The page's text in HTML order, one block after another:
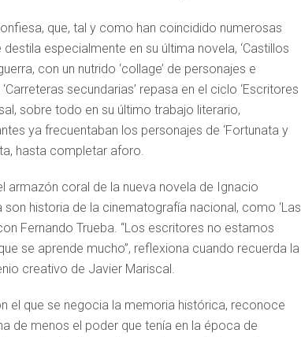
que, tal y como han coincidido numerosas
especialmente en su última novela, ‘Castillos
con un nutrido ‘collage’ de personajes e
secundarias’ repasa en el ciclo ‘Escritores
sobre todo en su último trabajo literario,
ya frecuentaban los personajes de ‘Fortunata y
hasta completar aforo.
armazón coral de la nueva novela de Ignacio
historia de la cinematografía nacional, como ‘Las
Fernando Trueba. “Los escritores no estamos
se aprende mucho”, reflexiona cuando recuerda la
creativo de Javier Mariscal.
el que se negocia la memoria histórica, reconoce
de menos el poder que tenía en la época de